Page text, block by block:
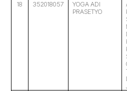
18 352018057
YOGA ADI
PRASETYO